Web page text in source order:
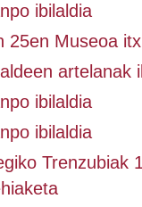
ibilaldia
25en Museoa
artelanak
ibilaldia
ibilaldia
Trenzubiak